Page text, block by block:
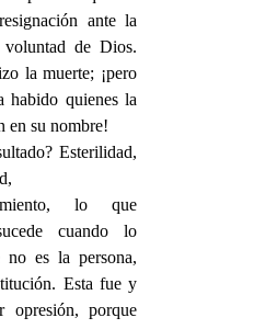
ante la
voluntad de Dios.
la muerte; ¡pero
habido quienes la
en su nombre!
Esterilidad,
lo que
cuando lo
no es la persona,
Esta fue y
opresión, porque